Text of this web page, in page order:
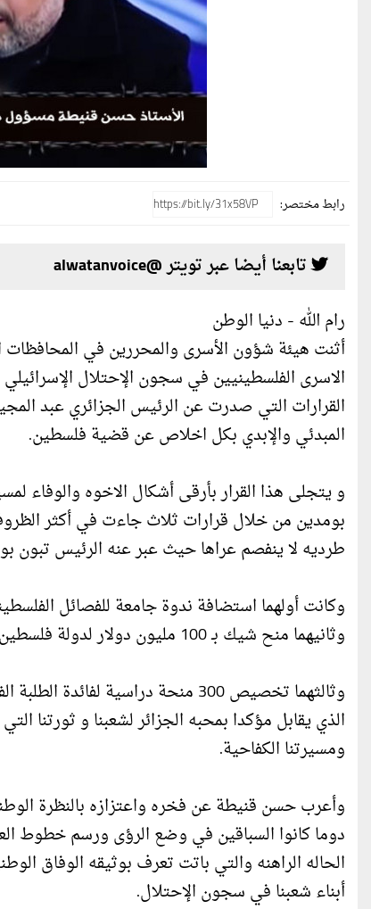
رابط مختصر:
تابعنا أيضا عبر تويتر @alwatanvoice
رام الله - دنيا الوطن
أثنت هيئة شؤون الأسرى والمحررين في
الاسرى الفلسطينيين في سجون الإحتلال
القرارات التي صدرت عن الرئيس الجزائري عبد
المبدئي والإبدي بكل اخلاص عن قضية فلسطين.
و يتجلى هذا القرار بأرقى أشكال الاخوه والوفاء
بومدين من خلال قرارات ثلاث جاءت في أكثر
طرديه لا ينفصم عراها حيث عبر عنه الرئيس
وكانت أولهما استضافة ندوة جامعة للفصائل
وثانيهما منح شيك بـ 100 مليون دولار لدولة فلسطين.
وثالثهما تخصيص 300 منحة
الذي يقابل مؤكدا بمحبه الجزائر لشعبنا و ثورتنا
ومسيرتنا الكفاحية.
وأعرب حسن قنيطة عن فخره واعتزازه بالنظرة
دوما كانوا السباقين في وضع الرؤى ورسم خطوط
الحاله الراهنه والتي باتت تعرف بوثيقه الوفاق
أبناء شعبنا في سجون الإحتلال.